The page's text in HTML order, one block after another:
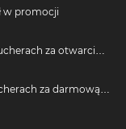
w promocji
za otwarcie
za darmową